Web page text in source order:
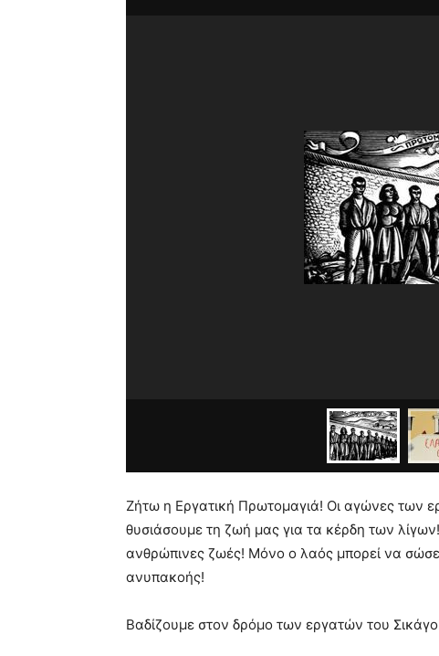
Ζήτω η Εργατική Πρωτομαγιά! Οι αγώνες των
θυσιάσουμε τη ζωή μας για τα κέρδη των
ανθρώπινες ζωές! Μόνο ο λαός μπορεί να
ανυπακοής!
Βαδίζουμε στον δρόμο των εργατών του